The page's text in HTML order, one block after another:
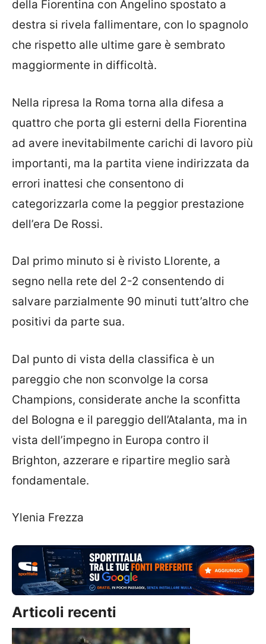
della Fiorentina con Angelino spostato a
destra si rivela fallimentare, con lo spagnolo
che rispetto alle ultime gare è sembrato
maggiormente in difficoltà.
Nella ripresa la Roma torna alla difesa a
quattro che porta gli esterni della Fiorentina
ad avere inevitabilmente carichi di lavoro più
importanti, ma la partita viene indirizzata da
errori inattesi che consentono di
categorizzarla come la peggior prestazione
dell’era De Rossi.
Dal primo minuto si è rivisto Llorente, a
segno nella rete del 2-2 consentendo di
salvare parzialmente 90 minuti tutt’altro che
positivi da parte sua.
Dal punto di vista della classifica è un
pareggio che non sconvolge la corsa
Champions, considerate anche la sconfitta
del Bologna e il pareggio dell’Atalanta, ma in
vista dell’impegno in Europa contro il
Brighton, azzerare e ripartire meglio sarà
fondamentale.
Ylenia Frezza
Articoli recenti